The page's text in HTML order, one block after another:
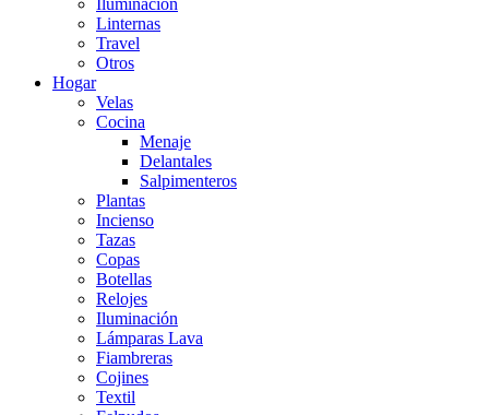
Linternas
Travel
Otros
Hogar
Velas
Cocina
Menaje
Delantales
Salpimenteros
Plantas
Incienso
Tazas
Copas
Botellas
Relojes
Iluminación
Lámparas Lava
Fiambreras
Cojines
Textil